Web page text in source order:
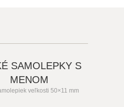
SAMOLEPKY S
MENOM
veľkosti 50×11 mm